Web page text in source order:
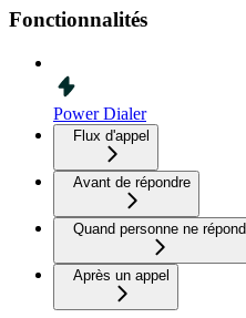
Fonctionnalités
Power Dialer
Flux d'appel
Avant de répondre
Quand personne ne répond
Après un appel